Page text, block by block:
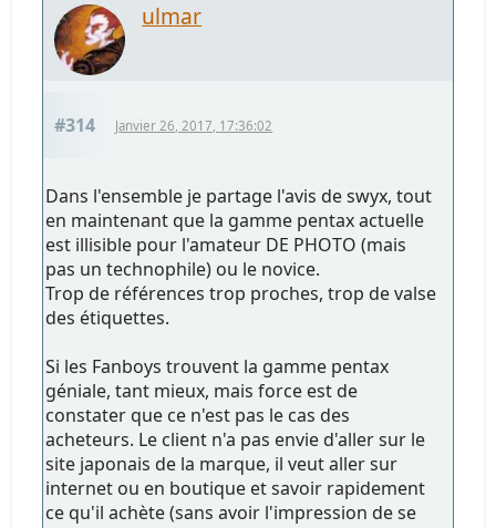
ulmar
#314 Janvier 26, 2017, 17:36:02
Dans l'ensemble je partage l'avis de swyx, tout
en maintenant que la gamme pentax actuelle
est illisible pour l'amateur DE PHOTO (mais
pas un technophile) ou le novice.
Trop de références trop proches, trop de valse
des étiquettes.
Si les Fanboys trouvent la gamme pentax
géniale, tant mieux, mais force est de
constater que ce n'est pas le cas des
acheteurs. Le client n'a pas envie d'aller sur le
site japonais de la marque, il veut aller sur
internet ou en boutique et savoir rapidement
ce qu'il achète (sans avoir l'impression de se